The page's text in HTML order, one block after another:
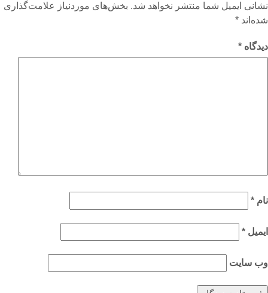
ایمیل شما منتشر نخواهد شد. بخش‌های موردنیاز علامت‌گذاری
*
*
*
*
سایت